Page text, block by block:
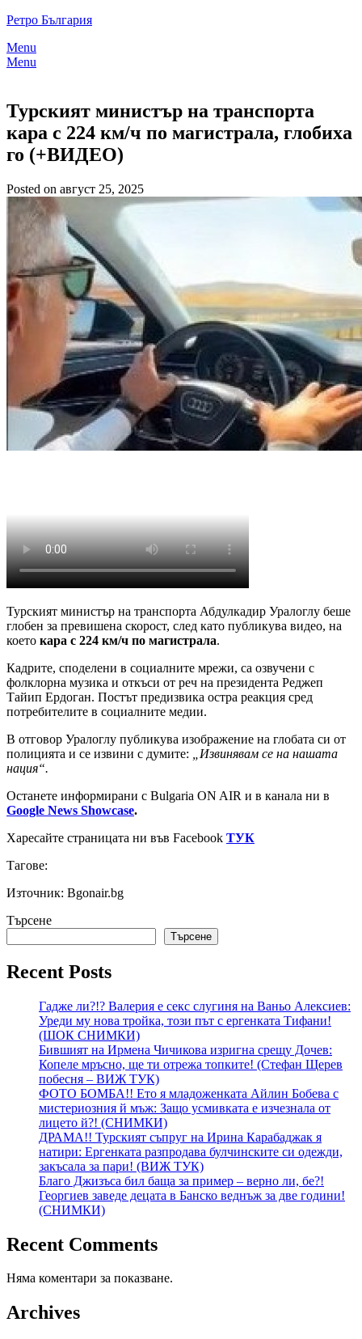
Skip
content
Ретро България
Menu
Menu
Турският министър на транспорта
кара с 224 км/ч по магистрала, глобиха
го (+ВИДЕО)
Posted on август 25, 2025
Турският министър на транспорта Абдулкадир Уралоглу беше
глобен за превишена скорост, след като публикува видео, на
което кара с 224 км/ч по магистрала.
Кадрите, споделени в социалните мрежи, са озвучени с
фолклорна музика и откъси от реч на президента Реджеп
Тайип Ердоган. Постът предизвика остра реакция сред
потребителите в социалните медии.
В отговор Уралоглу публикува изображение на глобата си от
полицията и се извини с думите: „Извинявам се на нашата
нация“.
Останете информирани с Bulgaria ON AIR и в канала ни в
Google News Showcase.
Харесайте страницата ни във Facebook ТУК
Тагове:
Източник: Bgonair.bg
Търсене
Търсене
Recent Posts
Гадже ли?!? Валерия е секс слугиня на Ваньо Алексиев:
Уреди му нова тройка, този път с ергенката Тифани!
(ШОК СНИМКИ)
Бившият на Ирмена Чичикова изригна срещу Дочев:
Копеле мръсно, ще ти отрежа топките! (Стефан Щерев
побесня – ВИЖ ТУК)
ФОТО БОМБА!! Ето я младоженката Айлин Бобева с
мистериозния й мъж: Защо усмивката е изчезнала от
лицето й?! (СНИМКИ)
ДРАМА!! Турският съпруг на Ирина Карабаджак я
натири: Ергенката разпродава булчинските си одежди,
закъсала за пари! (ВИЖ ТУК)
Благо Джизъса бил баща за пример – верно ли, бе?!
Георгиев заведе децата в Банско веднъж за две години!
(СНИМКИ)
Recent Comments
Няма коментари за показване.
Archives